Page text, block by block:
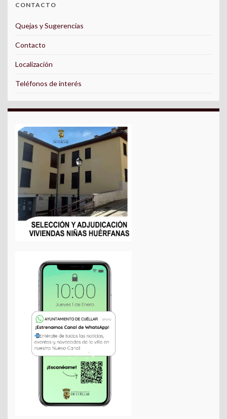
CONTACTO
Quejas y Sugerencias
Contacto
Localización
Teléfonos de interés